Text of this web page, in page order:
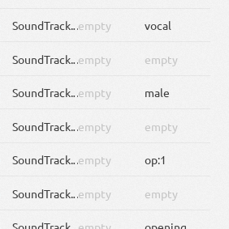
SoundTrack.Tags[4]empty vocal
SoundTrack .Tags[4]
empty empty
SoundTrack.Tags[3]empty male
SoundTrack .Tags[3]
empty empty
SoundTrack.Tags[2]empty op:1
SoundTrack .Tags[2]
empty empty